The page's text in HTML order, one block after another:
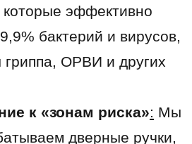
эффективно
бактерий и вирусов,
ОРВИ и других
к «зонам риска»: Мы
дверные ручки,